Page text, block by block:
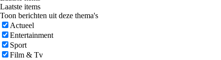
Laatste items
Toon berichten uit deze thema's
Actueel
Entertainment
Sport
Film & Tv